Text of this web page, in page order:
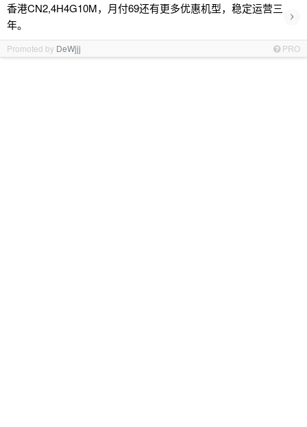
香港CN2,4H4G10M，月付69还有更多优惠机型，稳定运营三
年。
›
Promoted by DeWjjj PRO